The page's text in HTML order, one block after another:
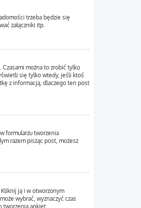
trzeba będzie się
załączniki itp.
można to zrobić tylko
się tylko wtedy, jeśli ktoś
z informacją, dlaczego ten post
formularzu tworzenia
razem pisząc post, możesz
ją i w otworzonym
wybrać, wyznaczyć czas
tworzenia ankiet.